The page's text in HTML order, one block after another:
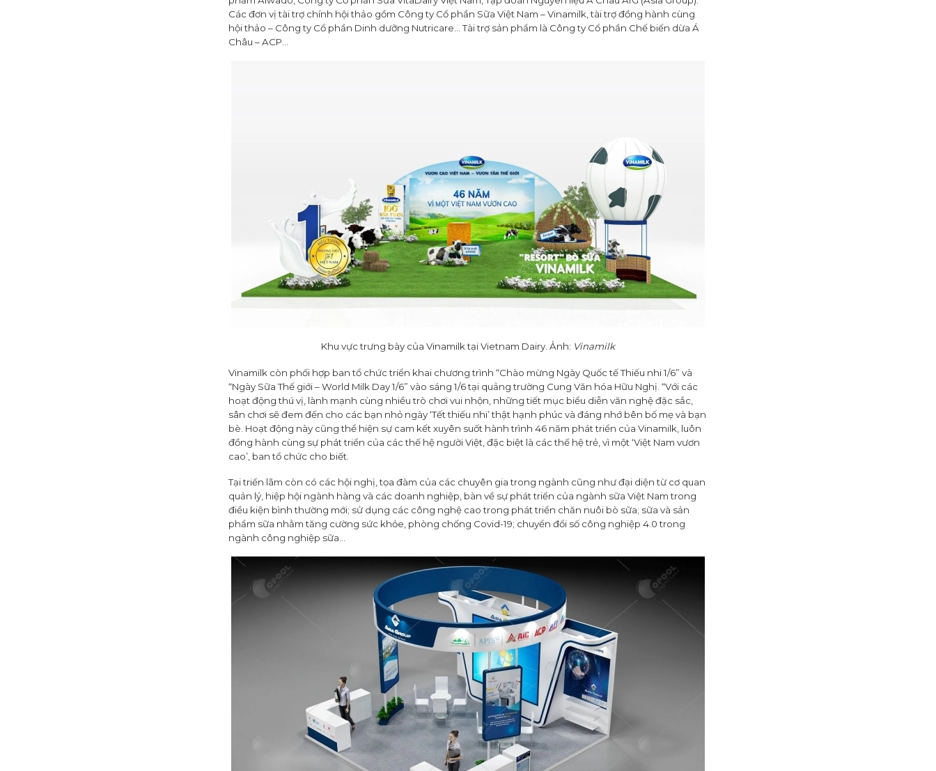
Các đơn vị tài trợ chính hội thảo gồm Công ty Cổ phần Sữa Việt Nam – Vinamilk, tài trợ đồng hành cùng
hội thảo – Công ty Cổ phần Dinh dưỡng Nutricare… Tài trợ sản phẩm là Công ty Cổ phần Chế biến dừa Á
Châu – ACP…
Khu vực trưng bày của Vinamilk tại Vietnam Dairy. Ảnh: Vinamilk
Vinamilk còn phối hợp ban tổ chức triển khai chương trình “Chào mừng Ngày Quốc tế Thiếu nhi 1/6” và
“Ngày Sữa Thế giới – World Milk Day 1/6” vào sáng 1/6 tại quảng trường Cung Văn hóa Hữu Nghị. “Với các
hoạt động thú vị, lành mạnh cùng nhiều trò chơi vui nhộn, những tiết mục biểu diễn văn nghệ đặc sắc,
sân chơi sẽ đem đến cho các bạn nhỏ ngày ‘Tết thiếu nhi’ thật hạnh phúc và đáng nhớ bên bố mẹ và bạn
bè. Hoạt động này cũng thể hiện sự cam kết xuyên suốt hành trình 46 năm phát triển của Vinamilk, luôn
đồng hành cùng sự phát triển của các thế hệ người Việt, đặc biệt là các thế hệ trẻ, vì một ‘Việt Nam vươn
cao’, ban tổ chức cho biết.
Tại triển lãm còn có các hội nghị, tọa đàm của các chuyên gia trong ngành cũng như đại diện từ cơ quan
quản lý, hiệp hội ngành hàng và các doanh nghiệp, bàn về sự phát triển của ngành sữa Việt Nam trong
điều kiện bình thường mới; sử dụng các công nghệ cao trong phát triển chăn nuôi bò sữa; sữa và sản
phẩm sữa nhằm tăng cường sức khỏe, phòng chống Covid-19; chuyển đổi số công nghiệp 4.0 trong
ngành công nghiệp sữa…